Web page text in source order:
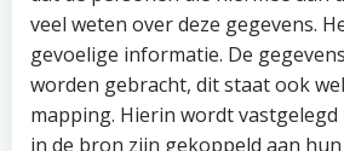
veel weten over deze gegevens.
gevoelige informatie. De
worden gebracht, dit staat ook
mapping. Hierin wordt vastgelegd
in de bron zijn gekoppeld aan